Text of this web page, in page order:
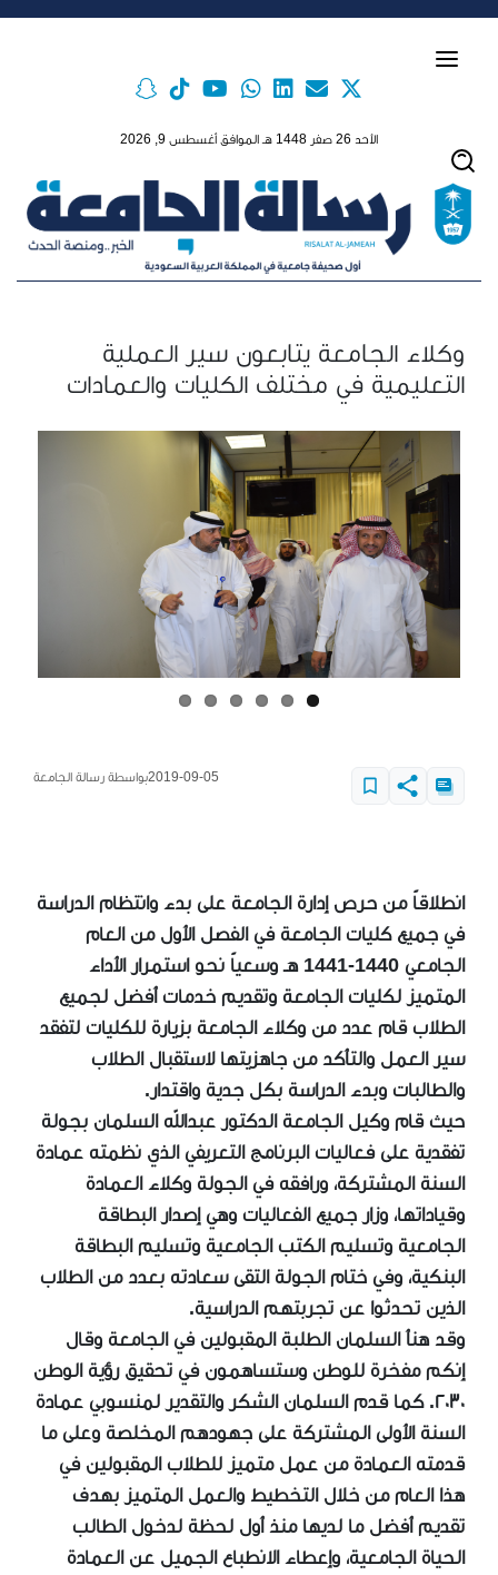
الأحد 26 صفر 1448 هـ الموافق أغسطس 9, 2026
وكلاء الجامعة يتابعون سير العملية
التعليمية في مختلف الكليات والعمادات
2019-09-05بواسطة رسالة الجامعة
انطلاقاً من حرص إدارة الجامعة على بدء وانتظام الدراسة
في جميع كليات الجامعة في الفصل الأول من العام
الجامعي 1440-1441 هـ وسعياً نحو استمرار الأداء
المتميز لكليات الجامعة وتقديم خدمات أفضل لجميع
الطلاب قام عدد من وكلاء الجامعة بزيارة للكليات لتفقد
سير العمل والتأكد من جاهزيتها لاستقبال الطلاب
والطالبات وبدء الدراسة بكل جدية واقتدار.
حيث ‏‏قام وكيل الجامعة الدكتور عبدالله السلمان بجولة
تفقدية على فعاليات البرنامج التعريفي الذي نظمته عمادة
السنة المشتركة، ورافقه في الجولة وكلاء العمادة
وقياداتها، وزار جميع الفعاليات وهي إصدار البطاقة
الجامعية وتسليم الكتب الجامعية وتسليم البطاقة
البنكية، وفي ختام الجولة التقى سعادته بعدد من الطلاب
الذين تحدثوا عن تجربتهم الدراسية.
وقد هنأ السلمان الطلبة المقبولين في الجامعة وقال
إنكم مفخرة للوطن وستساهمون في تحقيق رؤية الوطن
٢٠٣٠. كما قدم السلمان الشكر والتقدير لمنسوبي ‏عمادة
السنة الأولى المشتركة على ‏جهودهم المخلصة وعلى ما
قدمته العمادة من عمل متميز للطلاب المقبولين في
هذا العام من خلال التخطيط والعمل المتميز بهدف
تقديم أفضل ما لديها منذ أول لحظة لدخول الطالب
الحياة الجامعية، وإعطاء الانطباع الجميل عن العمادة